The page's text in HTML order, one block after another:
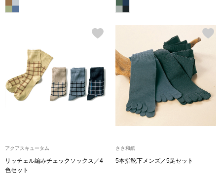
すべて見る
ーブルウェア
ウオッチ／ア
ウオッチ
ネックレス
アクアスキュータム
リッチェル編みチェックソックス／4
色セット
ささ和紙
5本指靴下メンズ／5足セット